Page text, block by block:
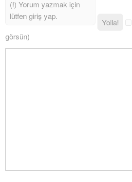
Yolla!
görsün)